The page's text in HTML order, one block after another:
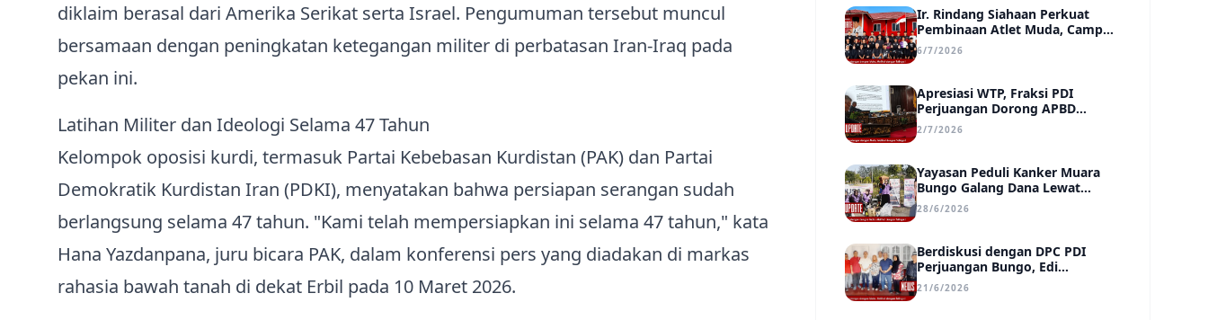
diklaim berasal dari Amerika Serikat serta Israel. Pengumuman tersebut muncul
bersamaan dengan peningkatan ketegangan militer di perbatasan Iran‑Iraq pada
pekan ini.
Latihan Militer dan Ideologi Selama 47 Tahun
Kelompok oposisi kurdi, termasuk Partai Kebebasan Kurdistan (PAK) dan Partai
Demokratik Kurdistan Iran (PDKI), menyatakan bahwa persiapan serangan sudah
berlangsung selama 47 tahun. "Kami telah mempersiapkan ini selama 47 tahun," kata
Hana Yazdanpana, juru bicara PAK, dalam konferensi pers yang diadakan di markas
rahasia bawah tanah di dekat Erbil pada 10 Maret 2026.
Ir. Rindang Siahaan Perkuat
Pembinaan Atlet Muda, Camp
MSC Siapkan Generasi Juara
Hadapi Kejuaraan Regional
6/7/2026
Apresiasi WTP, Fraksi PDI
Perjuangan Dorong APBD
Kabupaten Bungo Lebih Efektif,
Transparan, dan Berdampak
2/7/2026
Yayasan Peduli Kanker Muara
Bungo Galang Dana Lewat
UMKM di Car Free Day, Ir.
Rindang Siahaan Beri Apresiasi
28/6/2026
Berdiskusi dengan DPC PDI
Perjuangan Bungo, Edi
Purwanto Uraikan Poin-Poin
Urgensi yang Perlu Disadari
21/6/2026